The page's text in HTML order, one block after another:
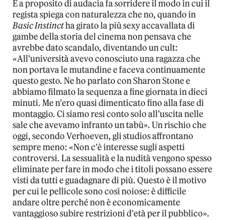
E a proposito di audacia fa sorridere il modo in cui il
regista spiega con naturalezza che no, quando in
Basic Instinctha girato la più sexy accavallata di
gambe della storia del cinema non pensava che
avrebbe dato scandalo, diventando un cult:
«All’università avevo conosciuto una ragazza che
non portava le mutandine e faceva continuamente
questo gesto. Ne ho parlato con Sharon Stone e
abbiamo filmato la sequenza a fine giornata in dieci
minuti. Me n’ero quasi dimenticato fino alla fase di
montaggio. Ci siamo resi conto solo all’uscita nelle
sale che avevamo infranto un tabù». Un rischio che
oggi, secondo Verhoeven, gli studios affrontano
sempre meno: «Non c’è interesse sugli aspetti
controversi. La sessualità e la nudità vengono spesso
eliminate per fare in modo che i titoli possano essere
visti da tutti e guadagnare di più. Questo è il motivo
per cui le pellicole sono così noiose: è difficile
andare oltre perché non è economicamente
vantaggioso subire restrizioni d’età per il pubblico».